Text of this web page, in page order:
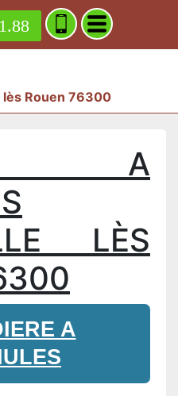
lès Rouen 76300
A
LÈS
A